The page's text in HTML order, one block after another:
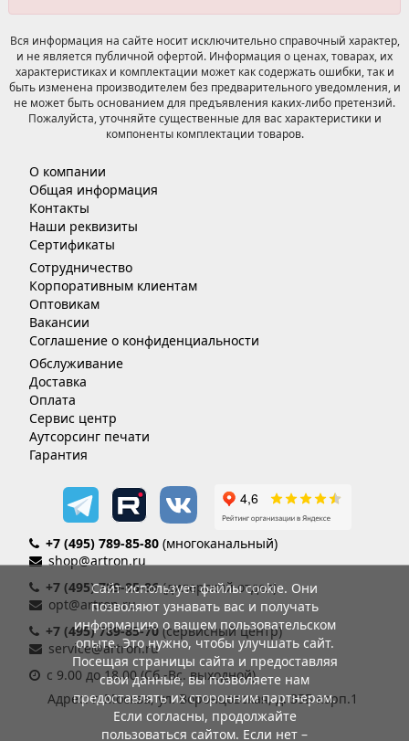
Вся информация на сайте носит исключительно справочный характер,
и не является публичной офертой. Информация о ценах, товарах, их
характеристиках и комплектации может как содержать ошибки, так и
быть изменена производителем без предварительного уведомления, и
не может быть основанием для предъявления каких-либо претензий.
Пожалуйста, уточняйте существенные для вас характеристики и
компоненты комплектации товаров.
О компании
Общая информация
Контакты
Наши реквизиты
Сертификаты
Сотрудничество
Корпоративным клиентам
Оптовикам
Вакансии
Соглашение о конфиденциальности
Обслуживание
Доставка
Оплата
Сервис центр
Аутсорсинг печати
Гарантия
+7 (495) 789-85-80 (многоканальный)
shop@artron.ru
+7 (495) 789-85-86(дилерский отдел)
opt@artron.ru
+7 (495) 789-85-70 (сервисный центр)
service@artron.ru
с 9.00 до 18.00 (Сб.-Вс. выходной)
Адрес: г. Москва, ул. Воронцовская, д. 35Б корп.1
Сайт использует файлы cookie. Они
позволяют узнавать вас и получать
информацию о вашем пользовательском
опыте. Это нужно, чтобы улучшать сайт.
Посещая страницы сайта и предоставляя
свои данные, вы позволяете нам
предоставлять их сторонним партнерам.
Если согласны, продолжайте
пользоваться сайтом. Если нет –